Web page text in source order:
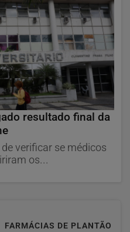
resultado final da
verificar se médicos
os...
FARMÁCIAS DE PLANTÃO